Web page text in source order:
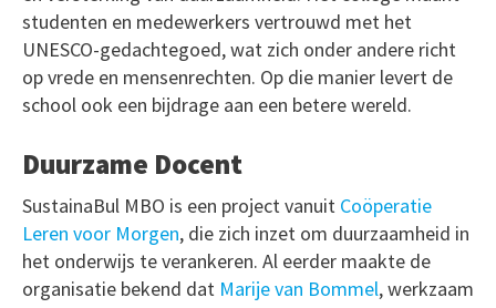
studenten en medewerkers vertrouwd met het
UNESCO-gedachtegoed, wat zich onder andere richt
op vrede en mensenrechten. Op die manier levert de
school ook een bijdrage aan een betere wereld.
Duurzame Docent
SustainaBul MBO is een project vanuit Coöperatie
Leren voor Morgen, die zich inzet om duurzaamheid in
het onderwijs te verankeren. Al eerder maakte de
organisatie bekend dat Marije van Bommel, werkzaam